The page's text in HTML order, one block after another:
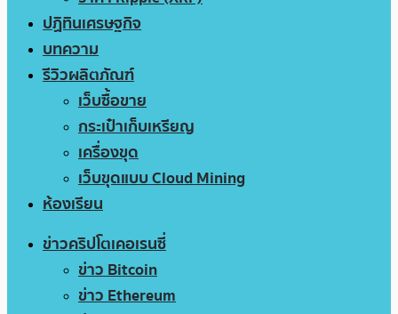
ปฏิทินเศรษฐกิจ
บทความ
รีวิวผลิตภัณฑ์
เว็บซื้อขาย
กระเป๋าเก็บเหรียญ
เครื่องขุด
เว็บขุดแบบ Cloud Mining
ห้องเรียน
ข่าวคริปโตเคอเรนซี่
ข่าว Bitcoin
ข่าว Ethereum